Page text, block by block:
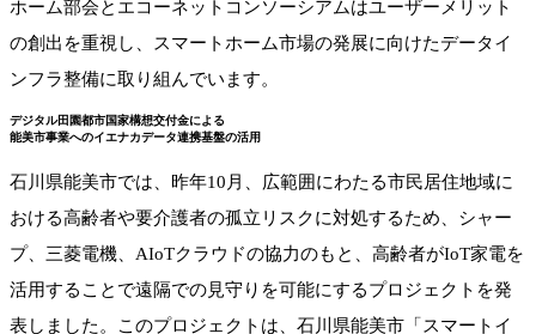
ホーム部会とエコーネットコンソーシアムはユーザーメリット
の創出を重視し、スマートホーム市場の発展に向けたデータイ
ンフラ整備に取り組んでいます。
デジタル田園都市国家構想交付金による
能美市事業へのイエナカデータ連携基盤の活用
石川県能美市では、昨年10月、広範囲にわたる市民居住地域に
おける高齢者や要介護者の孤立リスクに対処するため、シャー
プ、三菱電機、AIoTクラウドの協力のもと、高齢者がIoT家電を
活用することで遠隔での見守りを可能にするプロジェクトを発
表しました。このプロジェクトは、石川県能美市「スマートイ